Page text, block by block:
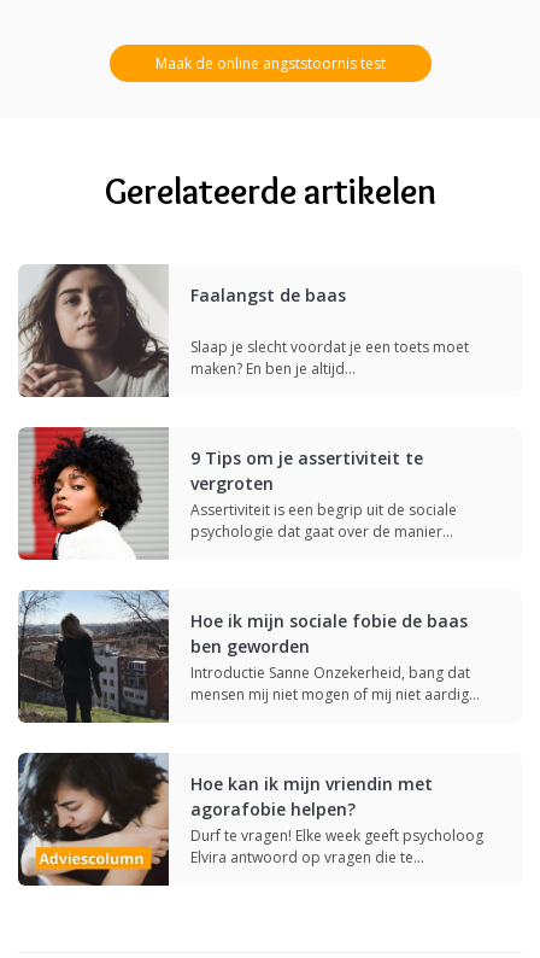
Maak de online angststoornis test
Gerelateerde artikelen
Faalangst de baas
Slaap je slecht voordat je een toets moet
maken? En ben je altijd…
9 Tips om je assertiviteit te
vergroten
Assertiviteit is een begrip uit de sociale
psychologie dat gaat over de manier…
Hoe ik mijn sociale fobie de baas
ben geworden
Introductie Sanne Onzekerheid, bang dat
mensen mij niet mogen of mij niet aardig…
Hoe kan ik mijn vriendin met
agorafobie helpen?
Durf te vragen! Elke week geeft psycholoog
Elvira antwoord op vragen die te…